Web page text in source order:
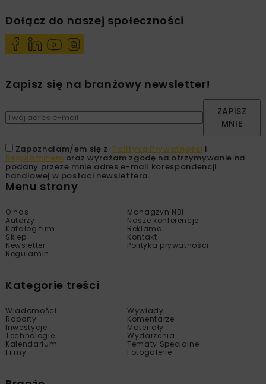
Dołącz do naszej społeczności
Zapisz się na branżowy newsletter!
ZAPISZ
MNIE
Zapoznałam/em się z Polityką Prywatności i
Regulaminem oraz wyrażam zgodę na otrzymywanie na
podany przeze mnie adres e-mail korespondencji
handlowej w postaci newslettera.
Menu strony
O nas
Managzyn NBI
Autorzy
Nasze konferencje
Katalog firm
Reklama
Sklep
Kontakt
Newsletter
Polityka prywatności
Regulamin
Kategorie treści
Wiadomości
Wywiady
Raporty
Komentarze
Inwestycje
Materiały
Technologie
Wydarzenia
Kalendarium
Tematy Specjalne
Filmy
Fotogalerie